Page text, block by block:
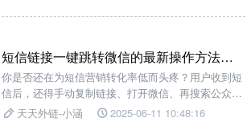
链】这个强大的跳转工具。它能够帮助我们轻松实现
提高流量转化率。
短信链接一键跳转微信的最新操作方法分享！
你是否还在为短信营销转化率低而头疼？用户收到短
信后，还得手动复制链接、打开微信、再搜索公众号
或小程序，繁琐的步骤直接劝退一半潜在客户。现
天天外链-小涵 2025-06-11 10:48:16